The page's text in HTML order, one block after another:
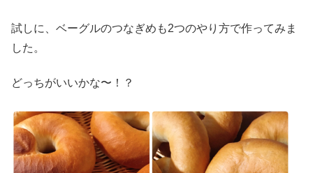
試しに、ベーグルのつなぎめも2つのやり方で作ってみま
した。
どっちがいいかな〜！？